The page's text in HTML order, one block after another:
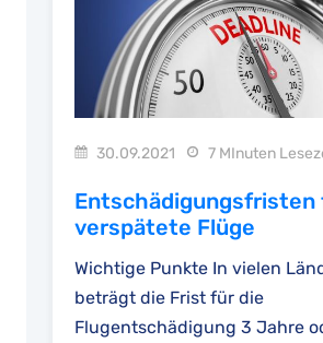
30.09.2021 7 MInuten
Entschädigungsfristen
verspätete Flüge
Wichtige Punkte In vielen
beträgt die Frist für die
Flugentschädigung 3 Jahre